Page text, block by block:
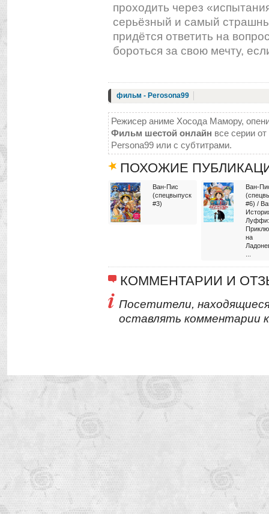
проходить через
серьёзный и самый
придётся ответить на
бороться за свою мечту,
фильм - Perosona99
Режисер аниме Хосода Мамору,
Фильм шестой онлайн все серии
Persona99 или с субтитрами.
ПОХОЖИЕ
Ван-Пис
(спецвыпуск
#3)
Ван-
#6) /
Луффи:
на
КОММЕНТАРИИ И
Посетители,
оставлять комментарии